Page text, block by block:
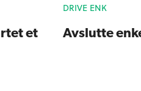
et
DRIVE ENK
Avslutte